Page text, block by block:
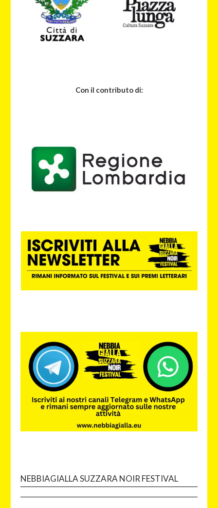
Con il contributo di:
NEBBIAGIALLA SUZZARA NOIR FESTIVAL